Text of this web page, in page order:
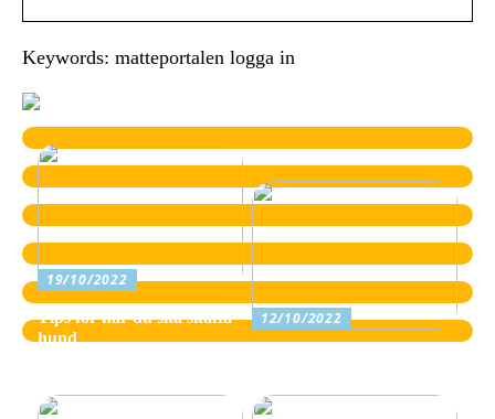
Keywords: matteportalen logga in
19/10/2022
Tips för när du ska skaffa
hund
12/10/2022